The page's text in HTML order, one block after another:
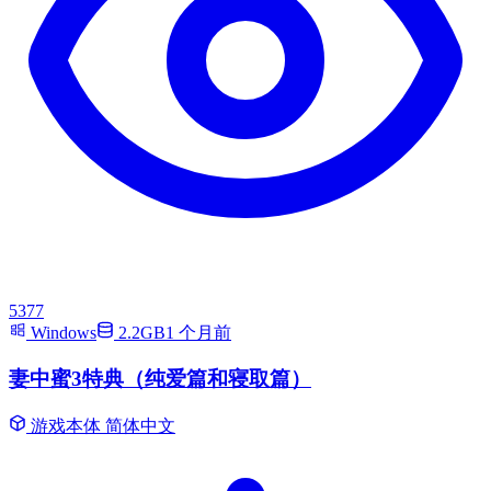
5377
Windows
2.2GB1 个月前
妻中蜜3特典（纯爱篇和寝取篇）
游戏本体 简体中文